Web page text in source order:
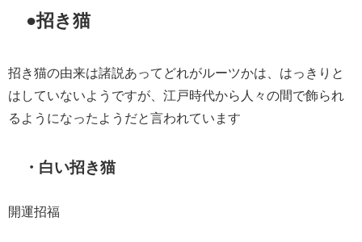
●招き猫
招き猫の由来は諸説あってどれがルーツかは、はっきりと
はしていないようですが、江戸時代から人々の間で飾られ
るようになったようだと言われています
・白い招き猫
開運招福